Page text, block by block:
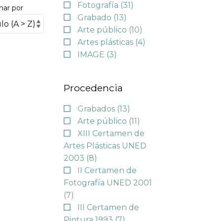
por Fotografía (31)
Grabado (13)
Arte público (10)
Artes plásticas (4)
IMAGE (3)
Procedencia
Grabados (13)
Arte público (11)
XIII Certamen de
Artes Plásticas UNED
2003 (8)
II Certamen de
Fotografía UNED 2001
(7)
III Certamen de